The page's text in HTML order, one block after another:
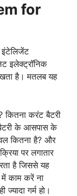
for
इलेक्ट्रॉनिक
है। मतलब यह
कितना करंट बैटरी
बैटरी के आसपास के
कितना है? और
पर लगातार
है जिससे यह
में काम करें ना
ज्यादा गर्म हो।